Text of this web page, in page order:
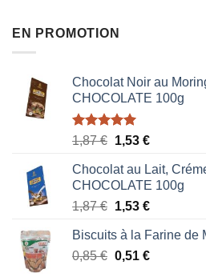
EN PROMOTION
Chocolat Noir au
CHOCOLATE 100g
Note5.00
1,87€ Le
initial
était :
1,87 €.
1,53 €Le
actuel
est :
1,53 €.
Chocolat au Lait,
CHOCOLATE 100g
1,87€ Le
initial
était :
1,53 €Le
actuel
est :
Biscuits à la Farine de
0,85€ Le
0,51 €Le